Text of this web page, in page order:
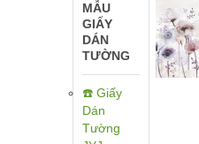
MẪU
GIẤY
DÁN
TƯỜNG
☎️ Giấy
Dán
Tường